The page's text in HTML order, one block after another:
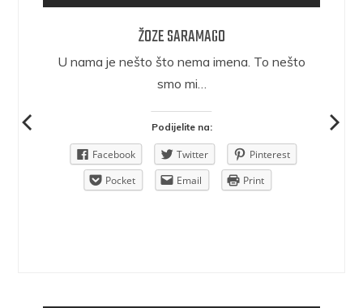
ŽOZE SARAMAGO
U nama je nešto što nema imena. To nešto
smo mi…
Podijelite na:
Facebook Twitter
Pinterest
Pocket
Email Print